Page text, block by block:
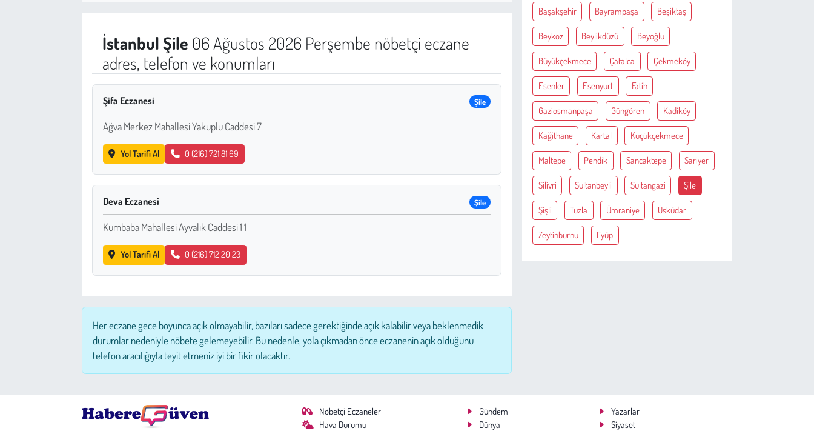
İstanbulŞile 06 Ağustos 2026 Perşembe nöbetçi eczane
adres, telefon ve konumları
Şifa Eczanesi Şile
Ağva Merkez Mahallesi Yakuplu Caddesi 7
Yol Tarifi Al 0 (216) 721 81 69
Deva Eczanesi Şile
Kumbaba Mahallesi Ayvalık Caddesi 1 1
Yol Tarifi Al 0 (216) 712 20 23
Her eczane gece boyunca açık olmayabilir, bazıları sadece gerektiğinde açık kalabilir veya beklenmedik
durumlar nedeniyle nöbete gelemeyebilir. Bu nedenle, yola çıkmadan önce eczanenin açık olduğunu
telefon aracılığıyla teyit etmeniz iyi bir fikir olacaktır.
Başakşehir Bayrampaşa Beşiktaş
Beykoz Beylikdüzü Beyoğlu
Büyükçekmece Çatalca Çekmeköy
Esenler Esenyurt Fatih
Gaziosmanpaşa Güngören Kadiköy
Kağithane Kartal Küçükçekmece
Maltepe Pendik Sancaktepe Sariyer
Silivri Sultanbeyli Sultangazi Şile
Şişli Tuzla Ümraniye Üsküdar
Zeytinburnu Eyüp
Nöbetçi Eczaneler
Hava Durumu
Gündem
Yazarlar
Dünya
Siyaset
Günün İçinden